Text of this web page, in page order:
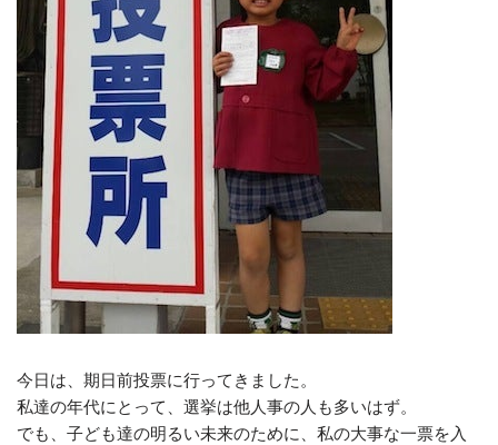
今日は、期日前投票に行ってきました。
私達の年代にとって、選挙は他人事の人も多いはず。
でも、子ども達の明るい未来のために、私の大事な一票を入